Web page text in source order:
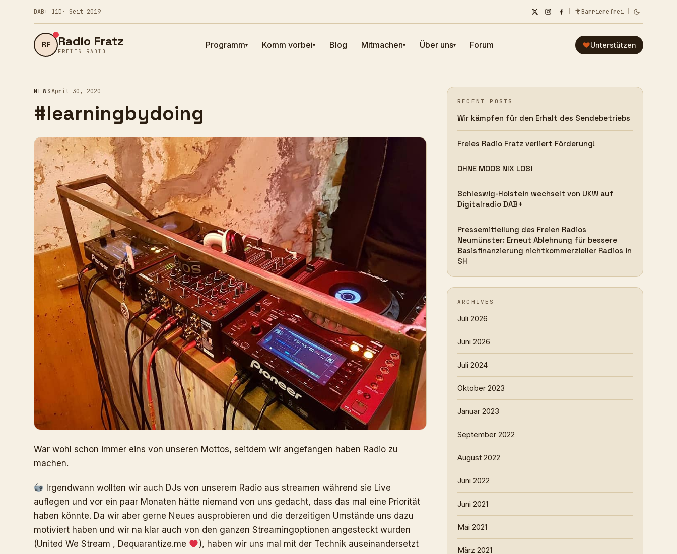
DAB+ 11D · Seit 2019 Barrierefrei
RF Radio Fratz
FREIES RADIO
Programm▾ Komm vorbei▾ Blog Mitmachen▾ Über uns▾ Forum Unterstützen
NEWSApril 30, 2020
#learningbydoing
War wohl schon immer eins von unseren Mottos, seitdem wir angefangen haben Radio zu
machen.
Irgendwann wollten wir auch DJs von unserem Radio aus streamen während sie Live
auflegen und vor ein paar Monaten hätte niemand von uns gedacht, dass das mal eine Priorität
haben könnte. Da wir aber gerne Neues ausprobieren und die derzeitigen Umstände uns dazu
motiviert haben und wir na klar auch von den ganzen Streamingoptionen angesteckt wurden
(United We Stream , Dequarantize.me
), haben wir uns mal mit der Technik auseinandersetzt
RECENT POSTS
Wir kämpfen für den Erhalt des Sendebetriebs
Freies Radio Fratz verliert Förderung!
OHNE MOOS NIX LOS!
Schleswig-Holstein wechselt von UKW auf
Digitalradio DAB+
Pressemitteilung des Freien Radios
Neumünster: Erneut Ablehnung für bessere
Basisfinanzierung nichtkommerzieller Radios in
SH
ARCHIVES
Juli 2026
Juni 2026
Juli 2024
Oktober 2023
Januar 2023
September 2022
August 2022
Juni 2022
Juni 2021
Mai 2021
März 2021